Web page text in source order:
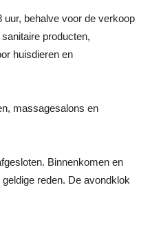
behalve voor de verkoop
producten,
huisdieren en
massagesalons en
Binnenkomen en
reden. De avondklok